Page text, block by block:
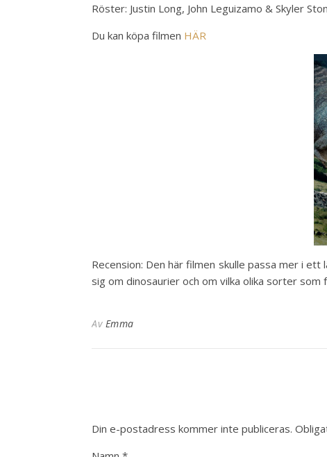
Röster: Justin Long, John Leguizamo & Skyler
Du kan köpa filmen HÄR
Recension: Den här filmen skulle passa mer i
sig om dinosaurier och om vilka olika sorter som
Av Emma
Din e-postadress kommer inte publiceras.